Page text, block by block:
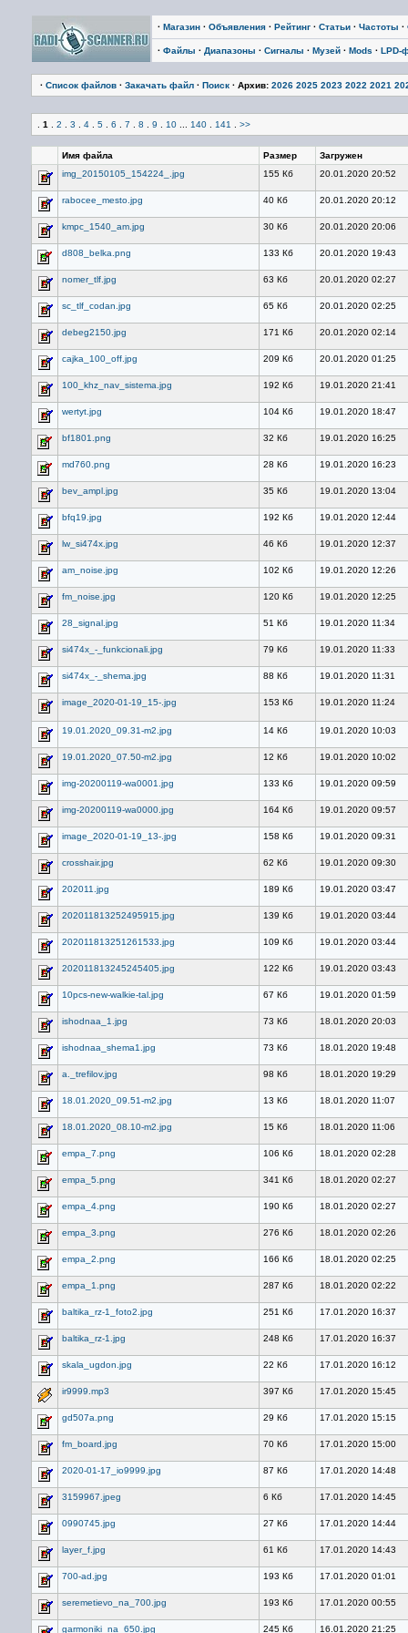
· Магазин · Объявления · Рейтинг · Статьи · Частоты ·
· Файлы · Диапазоны · Сигналы · Музей · Mods · LPD-
· Список файлов · Закачать файл · Поиск · Архив: 2026 2025 2023 2022 2021
1 2 3 4 5 6 7 8 9 10 140 141 >>
Имя файла Размер
Загружен
img_20150105_154224_.jpg
155 Кб 20.01.2020 20:52
rabocee_mesto.jpg 40 Кб 20.01.2020 20:12
kmpc_1540_am.jpg 30 Кб 20.01.2020 20:06
d808_belka.png 133 Кб 20.01.2020 19:43
nomer_tlf.jpg 63 Кб 20.01.2020 02:27
sc_tlf_codan.jpg 65 Кб 20.01.2020 02:25
debeg2150.jpg 171 Кб 20.01.2020 02:14
cajka_100_off.jpg 209 Кб 20.01.2020 01:25
100_khz_nav_sistema.jpg 192 Кб 19.01.2020 21:41
wertyt.jpg 104 Кб 19.01.2020 18:47
bf1801.png 32 Кб 19.01.2020 16:25
md760.png 28 Кб 19.01.2020 16:23
bev_ampl.jpg 35 Кб 19.01.2020 13:04
bfq19.jpg 192 Кб 19.01.2020 12:44
lw_si474x.jpg 46 Кб 19.01.2020 12:37
am_noise.jpg 102 Кб 19.01.2020 12:26
fm_noise.jpg 120 Кб 19.01.2020 12:25
28_signal.jpg 51 Кб 19.01.2020 11:34
si474x_-_funkcionali.jpg 79 Кб 19.01.2020 11:33
si474x_-_shema.jpg 88 Кб 19.01.2020 11:31
image_2020-01-19_15-.jpg 153 Кб 19.01.2020 11:24
19.01.2020_09.31-m2.jpg 14 Кб 19.01.2020 10:03
19.01.2020_07.50-m2.jpg 12 Кб 19.01.2020 10:02
img-20200119-wa0001.jpg 133 Кб 19.01.2020 09:59
img-20200119-wa0000.jpg 164 Кб 19.01.2020 09:57
image_2020-01-19_13-.jpg 158 Кб 19.01.2020 09:31
crosshair.jpg 62 Кб 19.01.2020 09:30
202011.jpg 189 Кб 19.01.2020 03:47
202011813252495915.jpg 139 Кб 19.01.2020 03:44
202011813251261533.jpg 109 Кб 19.01.2020 03:44
202011813245245405.jpg 122 Кб 19.01.2020 03:43
10pcs-new-walkie-tal.jpg 67 Кб 19.01.2020 01:59
ishodnaa_1.jpg 73 Кб 18.01.2020 20:03
ishodnaa_shema1.jpg 73 Кб 18.01.2020 19:48
a._trefilov.jpg 98 Кб 18.01.2020 19:29
18.01.2020_09.51-m2.jpg 13 Кб 18.01.2020 11:07
18.01.2020_08.10-m2.jpg 15 Кб 18.01.2020 11:06
empa_7.png 106 Кб 18.01.2020 02:28
empa_5.png 341 Кб 18.01.2020 02:27
empa_4.png 190 Кб 18.01.2020 02:27
empa_3.png 276 Кб 18.01.2020 02:26
empa_2.png 166 Кб 18.01.2020 02:25
empa_1.png 287 Кб 18.01.2020 02:22
baltika_rz-1_foto2.jpg 251 Кб 17.01.2020 16:37
baltika_rz-1.jpg 248 Кб 17.01.2020 16:37
skala_ugdon.jpg 22 Кб 17.01.2020 16:12
ir9999.mp3 397 Кб 17.01.2020 15:45
gd507a.png 29 Кб 17.01.2020 15:15
fm_board.jpg 70 Кб 17.01.2020 15:00
2020-01-17_io9999.jpg 87 Кб 17.01.2020 14:48
3159967.jpeg 6 Кб 17.01.2020 14:45
0990745.jpg 27 Кб 17.01.2020 14:44
layer_f.jpg 61 Кб 17.01.2020 14:43
700-ad.jpg 193 Кб 17.01.2020 01:01
seremetievo_na_700.jpg 193 Кб 17.01.2020 00:55
garmoniki_na_650.jpg 245 Кб 16.01.2020 21:25